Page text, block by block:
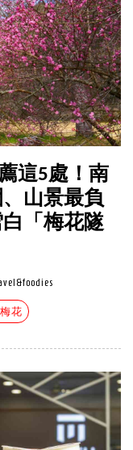
這5處！南
山景最負
「梅花隧
花